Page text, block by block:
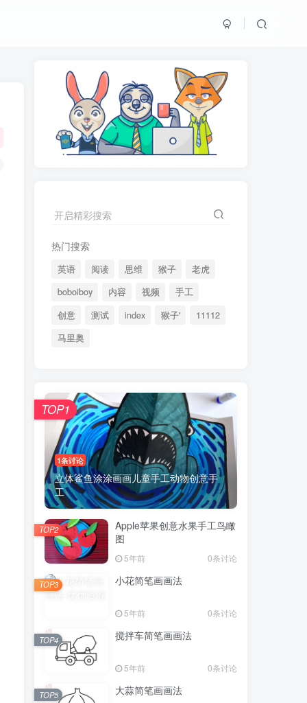
开启精彩搜索
热门搜索
英语 阅读 思维 猴子
老虎
boboiboy
内容 视频
手工
创意
测试 index 猴子'
11112
马里奥
1条讨论
立体鲨鱼涂涂画画儿童手工动物创意手
工
TOP1
Apple苹果创意水果手工鸟瞰
图
5年前 0条讨论
TOP2
小花简笔画画法
5年前 0条讨论
TOP3
搅拌车简笔画画法
5年前 0条讨论
TOP4
大蒜简笔画画法
TOP5